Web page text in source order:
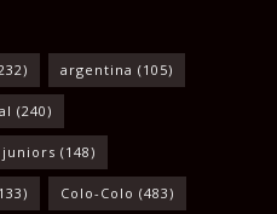
argentina (105)
(240)
juniors (148)
Colo-Colo (483)